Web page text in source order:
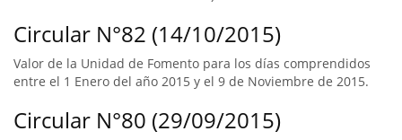
Circular N°82 (14/10/2015)
Valor de la Unidad de Fomento para los días comprendidos
entre el 1 Enero del año 2015 y el 9 de Noviembre de 2015.
Circular N°80 (29/09/2015)